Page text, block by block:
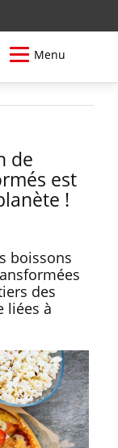
Menu
de
est
!
boissons
des
liées à